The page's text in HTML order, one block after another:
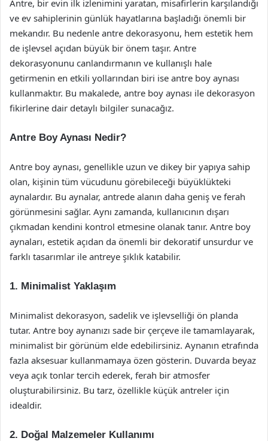
Antre, bir evin ilk izlenimini yaratan, misafirlerin karşılandığı
ve ev sahiplerinin günlük hayatlarına başladığı önemli bir
mekandır. Bu nedenle antre dekorasyonu, hem estetik hem
de işlevsel açıdan büyük bir önem taşır. Antre
dekorasyonunu canlandırmanın ve kullanışlı hale
getirmenin en etkili yollarından biri ise antre boy aynası
kullanmaktır. Bu makalede, antre boy aynası ile dekorasyon
fikirlerine dair detaylı bilgiler sunacağız.
Antre Boy Aynası Nedir?
Antre boy aynası, genellikle uzun ve dikey bir yapıya sahip
olan, kişinin tüm vücudunu görebileceği büyüklükteki
aynalardır. Bu aynalar, antrede alanın daha geniş ve ferah
görünmesini sağlar. Aynı zamanda, kullanıcının dışarı
çıkmadan kendini kontrol etmesine olanak tanır. Antre boy
aynaları, estetik açıdan da önemli bir dekoratif unsurdur ve
farklı tasarımlar ile antreye şıklık katabilir.
1. Minimalist Yaklaşım
Minimalist dekorasyon, sadelik ve işlevselliği ön planda
tutar. Antre boy aynanızı sade bir çerçeve ile tamamlayarak,
minimalist bir görünüm elde edebilirsiniz. Aynanın etrafında
fazla aksesuar kullanmamaya özen gösterin. Duvarda beyaz
veya açık tonlar tercih ederek, ferah bir atmosfer
oluşturabilirsiniz. Bu tarz, özellikle küçük antreler için
idealdir.
2. Doğal Malzemeler Kullanımı